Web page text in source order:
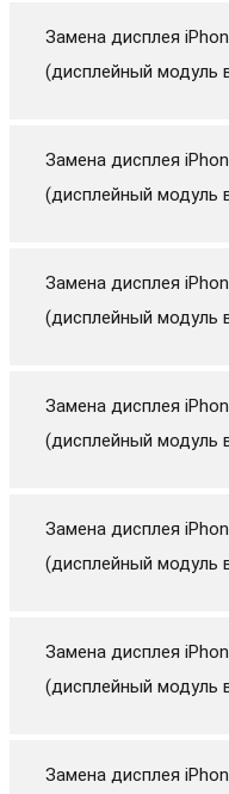
Замена дисплея
(дисплейный модуль
Замена дисплея
(дисплейный модуль
Замена дисплея
(дисплейный модуль
Замена дисплея
(дисплейный модуль
Замена дисплея
(дисплейный модуль
Замена дисплея
(дисплейный модуль
Замена дисплея